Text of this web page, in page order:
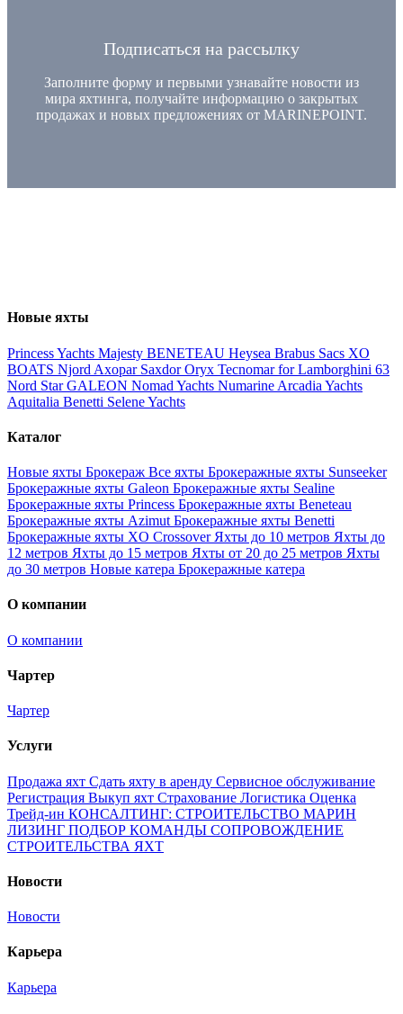
Подписаться на рассылку
Заполните форму и первыми узнавайте новости из
мира яхтинга, получайте информацию о закрытых
продажах и новых предложениях от MARINEPOINT.
Новые яхты
Princess Yachts Majesty BENETEAU Heysea Brabus Sacs XO
BOATS Njord Axopar SaxdorOryx Tecnomar for Lamborghini 63
Nord StarGALEON Nomad Yachts Numarine Arcadia Yachts
Aquitalia Benetti Selene Yachts
Каталог
Новые яхты Брокераж Все яхты Брокеражные яхты Sunseeker
Брокеражные яхты Galeon Брокеражные яхты Sealine
Брокеражные яхты Princess Брокеражные яхты Beneteau
Брокеражные яхты Azimut Брокеражные яхты Benetti
Брокеражные яхты XO Crossover Яхты до 10 метров Яхты до
12 метров Яхты до 15 метров Яхты от 20 до 25 метров Яхты
до 30 метров Новые катера Брокеражные катера
О компании
О компании
Чартер
Чартер
Услуги
Продажа яхт Сдать яхту в аренду Сервисное обслуживание
Регистрация Выкуп яхт Страхование Логистика Оценка
Трейд-ин КОНСАЛТИНГ: СТРОИТЕЛЬСТВО МАРИН
ЛИЗИНГ ПОДБОР КОМАНДЫ СОПРОВОЖДЕНИЕ
СТРОИТЕЛЬСТВА ЯХТ
Новости
Новости
Карьера
Карьера